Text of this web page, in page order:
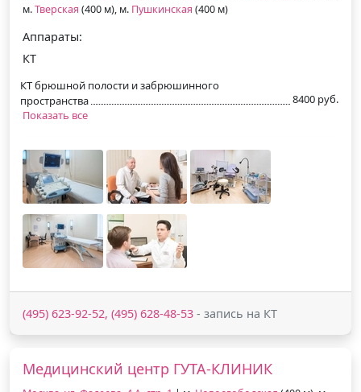
м.Тверская (400 м), м. Пушкинская (400 м)
Аппараты:
КТ
КТ брюшной полости и забрюшинного
пространства
8400 руб.
Показать все
(495) 623-92-52, (495) 628-48-53 - запись на КТ
Медицинский центр ГУТА-КЛИНИК